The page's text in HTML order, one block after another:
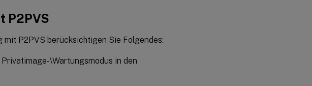
P2PVS
P2PVS berücksichtigen Sie Folgendes:
\Wartungsmodus in den